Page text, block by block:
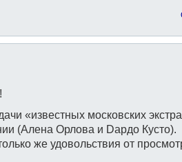
«известных московских
(Алена Орлова и Dардо Кусто).
же удовольствия от